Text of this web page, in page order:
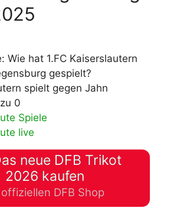
Wie hat 1.FC Kaiserslautern
gespielt?
spielt gegen Jahn
0
Spiele
live
neue DFB Trikot
2026 kaufen
DFB Shop